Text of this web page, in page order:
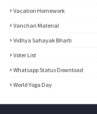
Vacation Homework
Vanchan Material
Vidhya Sahayak Bharti
Voter List
Whatsapp Status Download
World Yoga Day